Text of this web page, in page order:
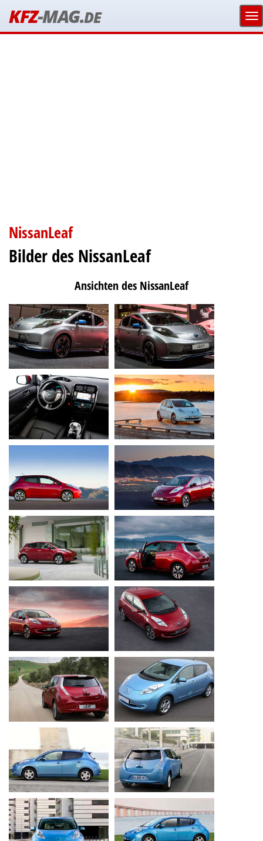
KFZ-MAG.DE
NissanLeaf
Bilder des NissanLeaf
Ansichten des NissanLeaf